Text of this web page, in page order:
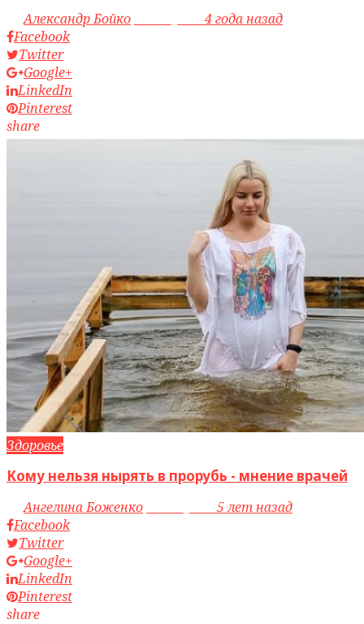
byАлександр Бойко
4 года назад
Facebook
Twitter
Google+
LinkedIn
Pinterest
share
Здоровье
Кому нельзя нырять в прорубь - мнение врачей
byАнгелина Боженко
5 лет назад
Facebook
Twitter
Google+
LinkedIn
Pinterest
share